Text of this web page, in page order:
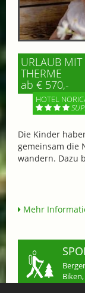
URLAUB
THERME
ab € 570,-
HOTEL
Die Kinder
gemeinsam die
wandern. Dazu
Mehr